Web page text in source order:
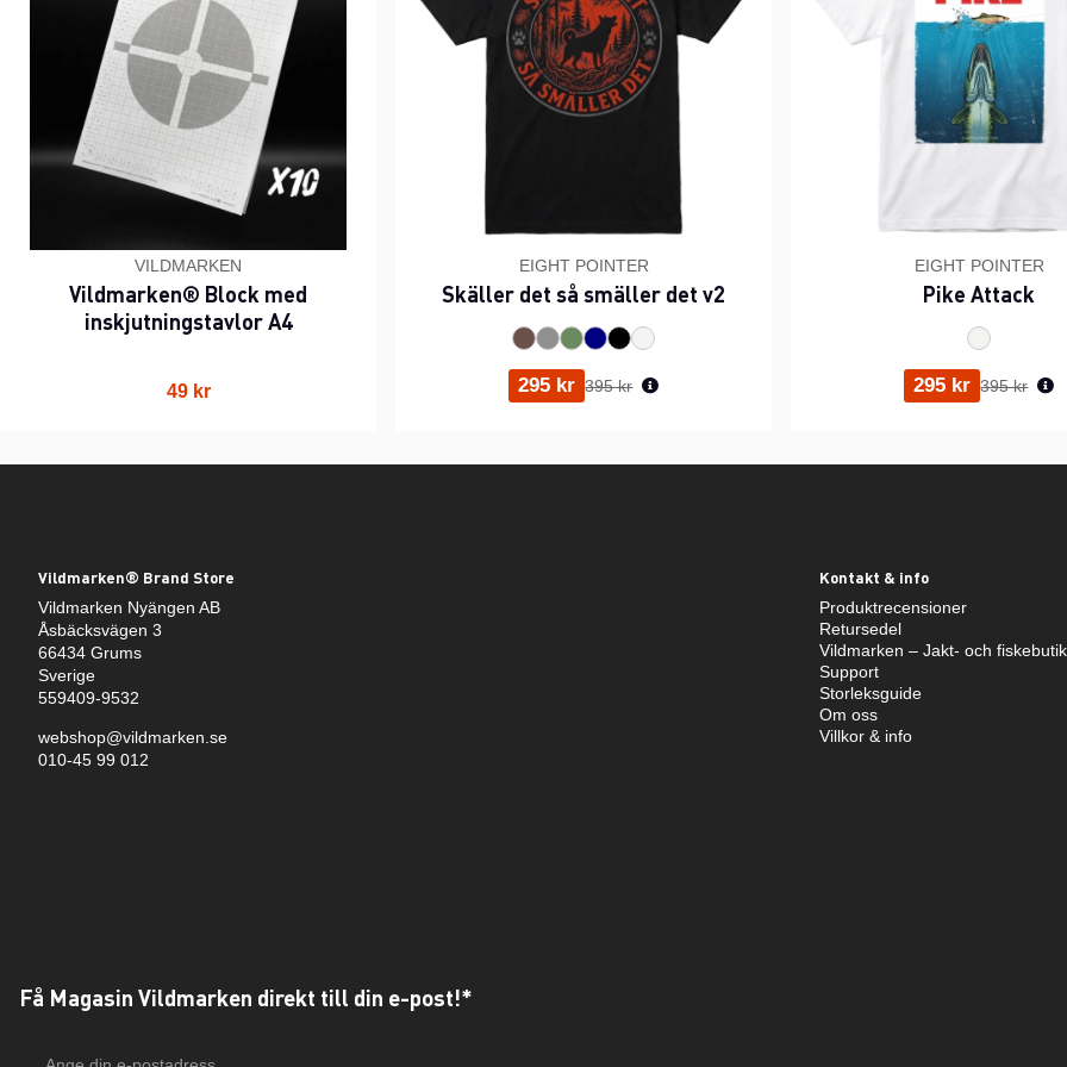
VILDMARKEN
Vildmarken® Block med
inskjutningstavlor A4
49 kr
EIGHT POINTER
Skäller det så smäller det v2
295 kr Ordinarie pris:
395 kr
EIGHT POINTER
Pike Attack
295 kr Ordinarie
395 kr
Vildmarken® Brand Store
Vildmarken Nyängen AB
Åsbäcksvägen 3
66434 Grums
Sverige
559409-9532
webshop@vildmarken.se
010-45 99 012
Kontakt & info
Produktrecensioner
Retursedel
Vildmarken – Jakt- och
Support
Storleksguide
Om oss
Villkor & info
Få Magasin Vildmarken direkt till din e-post!*